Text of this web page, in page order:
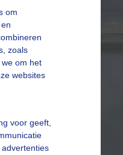
om
zoals
om het
websites
voor geeft,